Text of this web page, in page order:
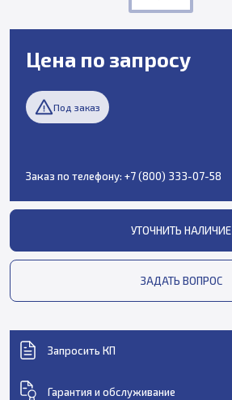
Цена по запросу
Под заказ
Заказ по телефону: +7 (800) 333-07-58
УТОЧНИТЬ НАЛИЧИЕ
ЗАДАТЬ ВОПРОС
Запросить КП
Гарантия и обслуживание